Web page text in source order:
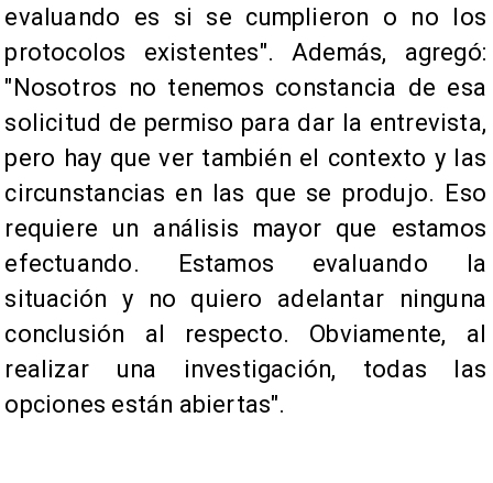
evaluando es si se cumplieron o no los
protocolos existentes". Además, agregó:
"Nosotros no tenemos constancia de esa
solicitud de permiso para dar la entrevista,
pero hay que ver también el contexto y las
circunstancias en las que se produjo. Eso
requiere un análisis mayor que estamos
efectuando. Estamos evaluando la
situación y no quiero adelantar ninguna
conclusión al respecto. Obviamente, al
realizar una investigación, todas las
opciones están abiertas".